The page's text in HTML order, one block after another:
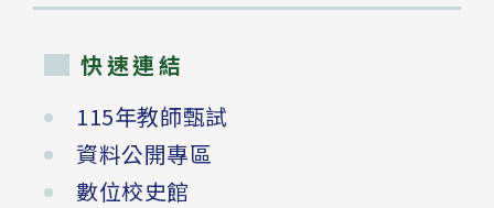
快速連結
115年教師甄試
資料公開專區
數位校史館